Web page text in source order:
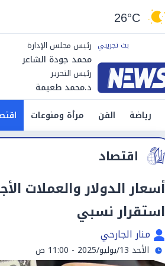
26°C
رئيس مجلس الإدارة
محمد جودة الشاعر
رئيس التحرير
د.محمد طعيمة
رياضة الفن مرأة ومنوعات
اقتصاد
استقرار نسبي
منار الجارحي
الأحد 13/يوليو/2025 - 11:00 ص